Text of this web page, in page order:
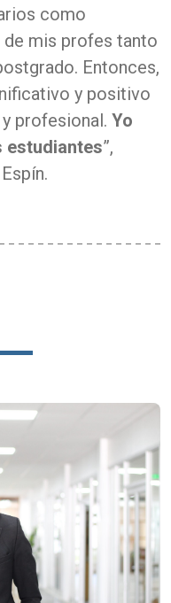
como
de mis profes tanto
Entonces,
y positivo
profesional. Yo
estudiantes”,